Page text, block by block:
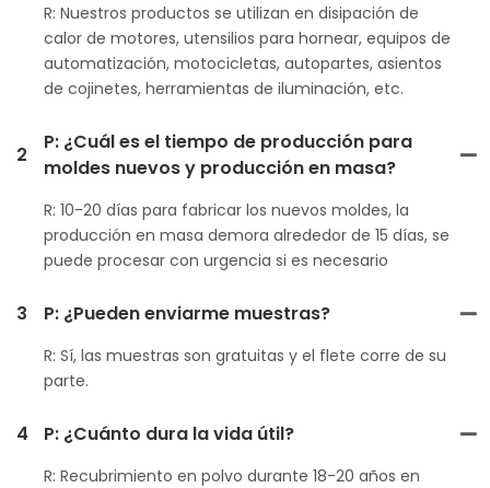
R: Nuestros productos se utilizan en disipación de
calor de motores, utensilios para hornear, equipos de
automatización, motocicletas, autopartes, asientos
de cojinetes, herramientas de iluminación, etc.
2
P: ¿Cuál es el tiempo de producción para
moldes nuevos y producción en masa?
R: 10-20 días para fabricar los nuevos moldes, la
producción en masa demora alrededor de 15 días, se
puede procesar con urgencia si es necesario
3 P: ¿Pueden enviarme muestras?
R: Sí, las muestras son gratuitas y el flete corre de su
parte.
4 P: ¿Cuánto dura la vida útil?
R: Recubrimiento en polvo durante 18-20 años en